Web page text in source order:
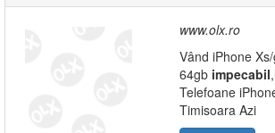
www.olx.ro
Vând iPhone
64gb impecabil,
Telefoane
Timisoara Azi